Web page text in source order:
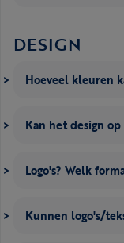
DESIGN
Hoeveel kleuren
Kan het design
Logo's? Welk
Kunnen logo's/